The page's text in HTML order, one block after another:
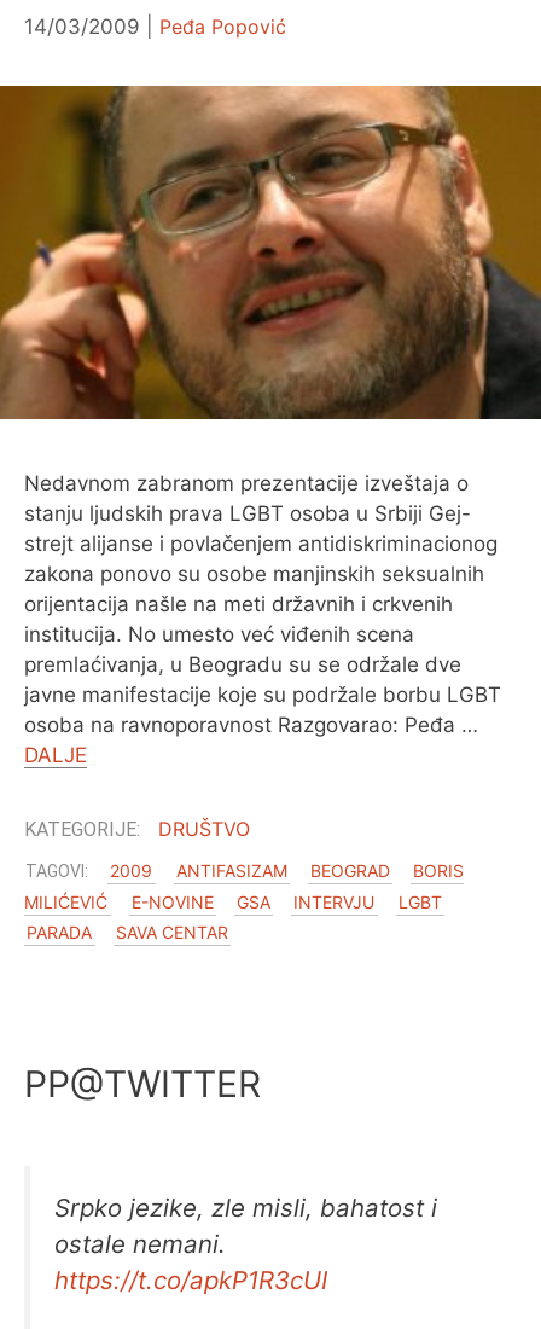
14/03/2009 Peđa Popović
Nedavnom zabranom prezentacije izveštaja o
stanju ljudskih prava LGBT osoba u Srbiji Gej-
strejt alijanse i povlačenjem antidiskriminacionog
zakona ponovo su osobe manjinskih seksualnih
orijentacija našle na meti državnih i crkvenih
institucija. No umesto već viđenih scena
premlaćivanja, u Beogradu su se održale dve
javne manifestacije koje su podržale borbu LGBT
osoba na ravnoporavnost Razgovarao: Peđa …
DALJE
DRUŠTVO
2009 ANTIFASIZAM BEOGRAD
BORIS
MILIĆEVIĆ
E-NOVINE GSA INTERVJU
LGBT
PARADA
SAVA CENTAR
PP@TWITTER
Srpko jezike, zle misli, bahatost i
ostale nemani.
https://t.co/apkP1R3cUI